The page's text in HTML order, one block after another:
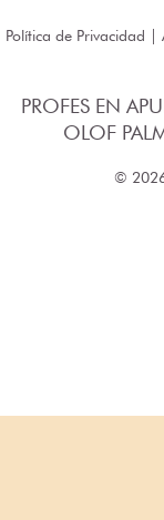
Política de Privacidad |
PROFES EN
OLOF
© 2026